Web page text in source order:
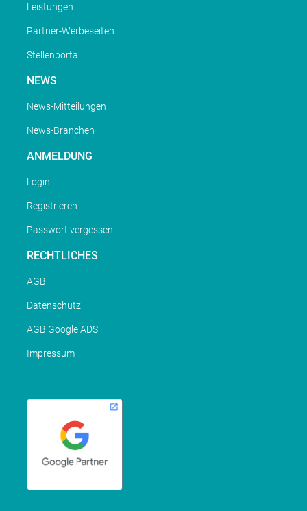
Leistungen
Partner-Werbeseiten
Stellenportal
NEWS
News-Mitteilungen
News-Branchen
ANMELDUNG
Login
Registrieren
Passwort vergessen
RECHTLICHES
AGB
Datenschutz
AGB Google ADS
Impressum